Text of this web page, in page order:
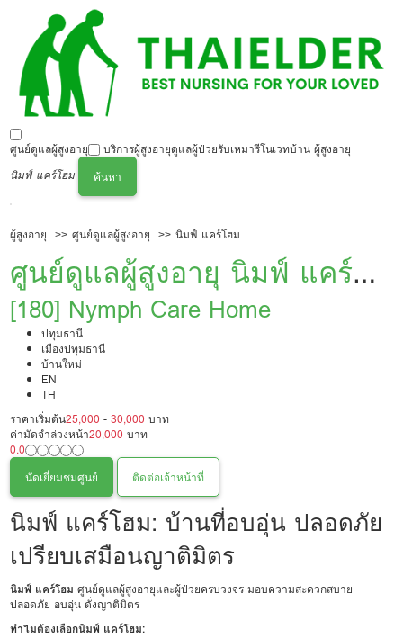
ศูนย์ดูแลผู้สูงอายุ บริการผู้สูงอายุดูแลผู้ป่วยรับเหมารีโนเวทบ้าน ผู้สูงอายุ
นิมฟ์ แคร์โฮม
ค้นหา
ผู้สูงอายุ ศูนย์ดูแลผู้สูงอายุ นิมฟ์ แคร์โฮม
ศูนย์ดูแลผู้สูงอายุ นิมฟ์ แคร์
โฮม
[180] Nymph Care Home
ปทุมธานี
เมืองปทุมธานี
บ้านใหม่
EN
TH
ราคาเริ่มต้น25,000 -30,000 บาท
ค่ามัดจำล่วงหน้า20,000 บาท
0.0
นัดเยี่ยมชมศูนย์
ติดต่อเจ้าหน้าที่
นิมฟ์ แคร์โฮม: บ้านที่อบอุ่น ปลอดภัย
เปรียบเสมือนญาติมิตร
นิมฟ์ แคร์โฮม ศูนย์ดูแลผู้สูงอายุและผู้ป่วยครบวงจร มอบความสะดวกสบาย
ปลอดภัย อบอุ่น ดั่งญาติมิตร
ทำไมต้องเลือกนิมฟ์ แคร์โฮม: